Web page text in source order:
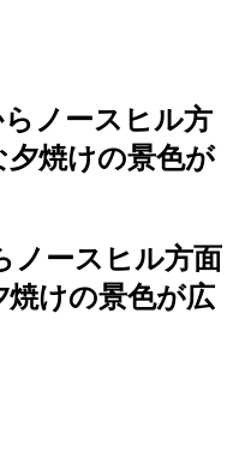
ノースヒル方面
焼けの景色が広